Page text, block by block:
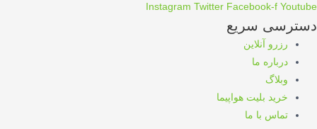
Instagram Twitter Facebook-f Youtube
دسترسی سریع
رزرو آنلاین
درباره ما
وبلاگ
خرید بلیت هواپیما
تماس با ما